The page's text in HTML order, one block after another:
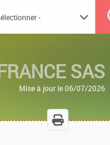
SAS
Mise à jour le 06/07/2026